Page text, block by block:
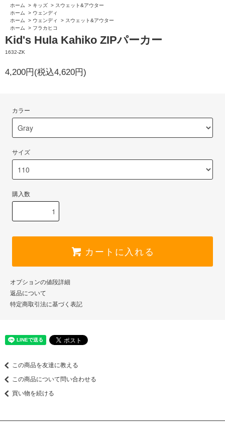
ホーム > キッズ > スウェット&アウター
ホーム
> ウェンディ
ホーム
> ウェンディ > スウェット&アウター
ホーム
> フラカヒコ
Kid's Hula Kahiko ZIPパーカー
1632-ZK
4,200円(税込4,620円)
カラー
サイズ
購入数
カートに入れる
オプションの値段詳細
返品について
特定商取引法に基づく表記
この商品を友達に教える
この商品について問い合わせる
買い物を続ける